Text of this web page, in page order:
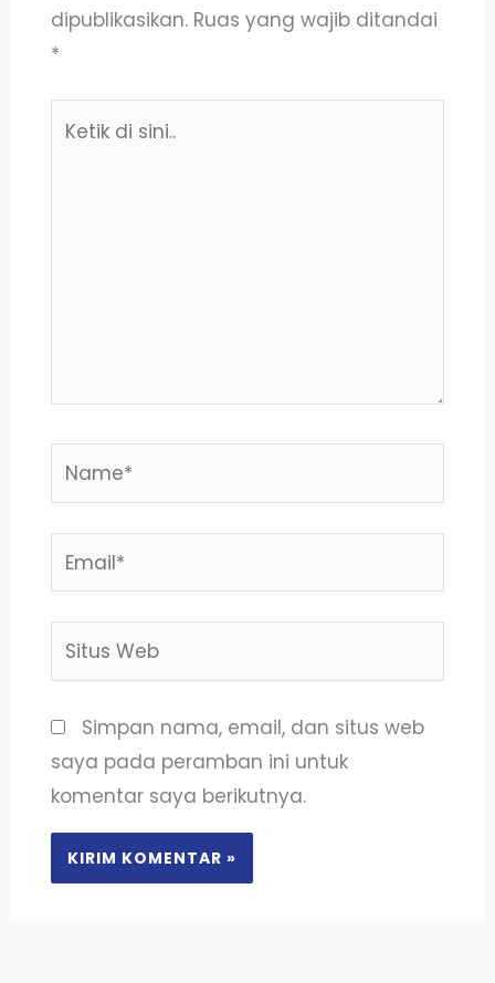
dipublikasikan. Ruas yang wajib ditandai
*
Name*
Email*
Situs
Simpan nama, email, dan situs web
saya pada peramban ini untuk
komentar saya berikutnya.